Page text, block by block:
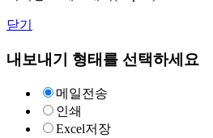
닫기
내보내기 형태를 선택하세요
메일전송
인쇄
Excel저장